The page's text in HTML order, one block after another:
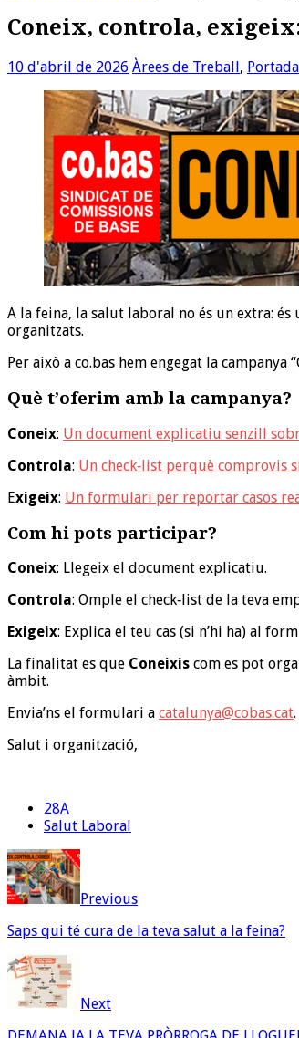
Coneix, controla,
10 d'abril de 2026 Àrees de Treball , Portada
A la feina, la salut laboral no és un extra:
organitzats.
Per això a co.bas hem engegat la campanya
Què t’oferim amb la campanya?
Coneix: Un document explicatiu senzill
Controla: Un check‑list perquè comprovis
Exigeix: Un formulari per reportar casos
Com hi pots participar?
Coneix: Llegeix el document explicatiu.
Controla: Omple el check‑list de la teva
Exigeix: Explica el teu cas (si n’hi ha) al
La finalitat es que Coneixis com es pot
àmbit.
Envia’ns el formulari a catalunya@cobas.cat.
Salut i organització,
28A
Salut Laboral
Previous
Saps qui té cura de la teva salut a la feina?
Next